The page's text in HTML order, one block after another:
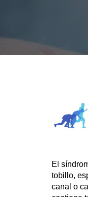
El
tobillo,
canal o